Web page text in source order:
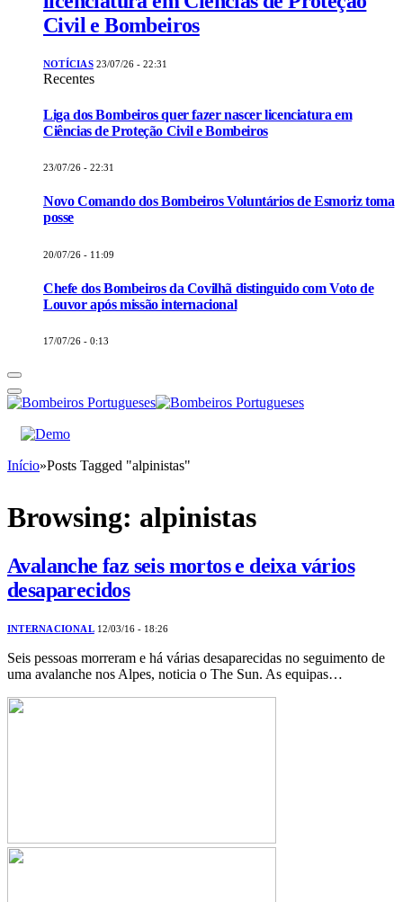
Civil e Bombeiros
NOTÍCIAS 23/07/26 - 22:31
Recentes
Liga dos Bombeiros quer fazer nascer licenciatura em
Ciências de Proteção Civil e Bombeiros
23/07/26 - 22:31
Novo Comando dos Bombeiros Voluntários de Esmoriz toma
posse
20/07/26 - 11:09
Chefe dos Bombeiros da Covilhã distinguido com Voto de
Louvor após missão internacional
17/07/26 - 0:13
Início»Posts Tagged "alpinistas"
Browsing: alpinistas
Avalanche faz seis mortos e deixa vários
desaparecidos
INTERNACIONAL 12/03/16 - 18:26
Seis pessoas morreram e há várias desaparecidas no seguimento de
uma avalanche nos Alpes, noticia o The Sun. As equipas…